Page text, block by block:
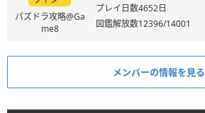
パズドラ攻略@Ga
me8
プレイ日数4652日
図鑑解放数12396/14001
メンバーの情報を見る